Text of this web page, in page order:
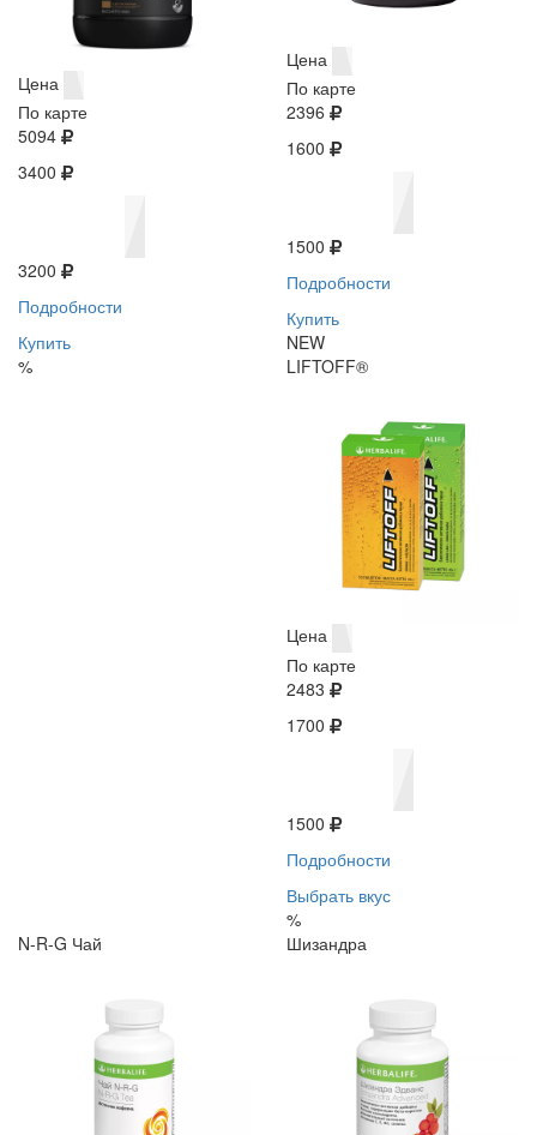
Цена
По карте
5094
3400
3200
Подробности
Купить
%
Цена
По карте
2396
1600
1500
Подробности
Купить
NEW
LIFTOFF®
Цена
По карте
2483
1700
1500
Подробности
Выбрать вкус
%
N-R-G Чай
Шизандра